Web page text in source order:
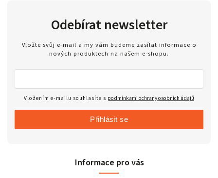
Odebírat newsletter
Vložte svůj e-mail a my vám budeme zasílat informace o
nových produktech na našem e-shopu.
Vložením e-mailu souhlasíte s podmínkami ochrany osobních údajů
Přihlásit se
Informace pro vás